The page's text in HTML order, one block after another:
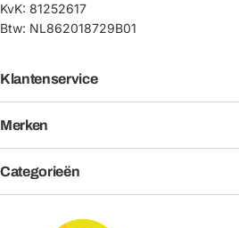
KvK: 81252617
Btw: NL862018729B01
Klantenservice
Merken
Categorieën